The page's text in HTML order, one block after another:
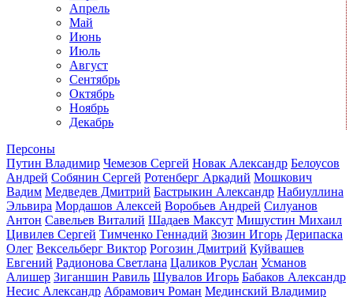
Апрель
Май
Июнь
Июль
Август
Сентябрь
Октябрь
Ноябрь
Декабрь
Персоны
Путин Владимир Чемезов Сергей Новак Александр Белоусов
Андрей Собянин Сергей Ротенберг Аркадий Мошкович
Вадим Медведев Дмитрий Бастрыкин Александр Набиуллина
Эльвира Мордашов Алексей Воробьев Андрей Силуанов
Антон Савельев Виталий Шадаев Максут Мишустин Михаил
Цивилев Сергей Тимченко Геннадий Зюзин Игорь Дерипаска
Олег Вексельберг Виктор Рогозин Дмитрий Куйвашев
Евгений Радионова Светлана Цаликов Руслан Усманов
Алишер Зиганшин Равиль Шувалов Игорь Бабаков Александр
Несис Александр Абрамович Роман Мединский Владимир